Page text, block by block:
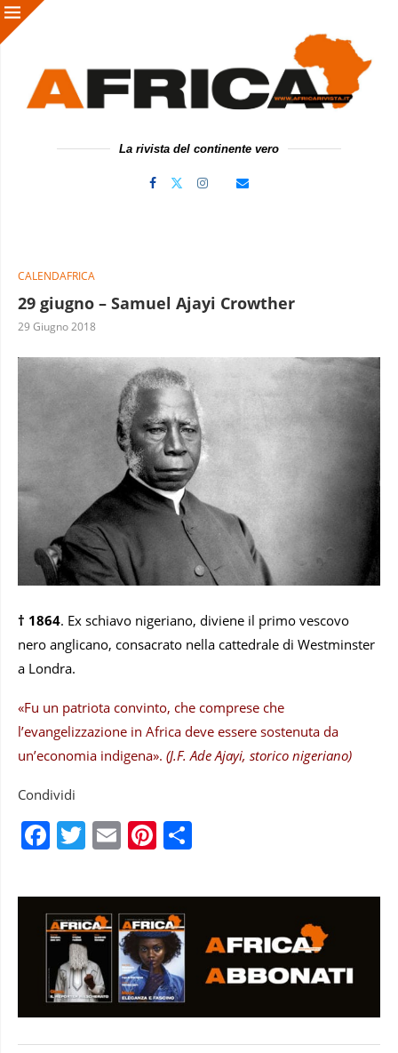
La rivista del continente vero
CALENDAFRICA
29 giugno – Samuel Ajayi Crowther
29 Giugno 2018
† 1864. Ex schiavo nigeriano, diviene il primo vescovo
nero anglicano, consacrato nella cattedrale di Westminster
a Londra.
«Fu un patriota convinto, che comprese che
l’evangelizzazione in Africa deve essere sostenuta da
un’economia indigena». (J.F. AdeAjayi, storico nigeriano)
Condividi
Facebook
Twitter
EmailPinterest